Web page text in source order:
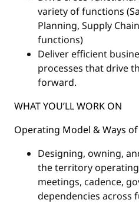
variety of functions
Planning, Supply
functions)
Deliver efficient
processes that drive
forward.
WHAT YOU’LL WORK ON
Operating Model & Ways
Designing, owning,
the territory
meetings, cadence,
dependencies across